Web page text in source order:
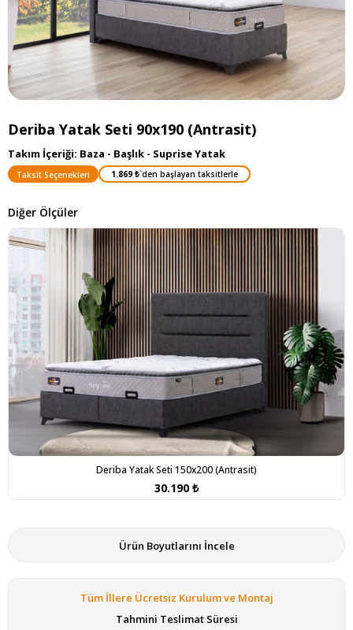
Deriba Yatak Seti 90x190 (Antrasit)
Takım İçeriği: Baza - Başlık - Suprise Yatak
Taksit Seçenekleri 1.869 ₺`den başlayan taksitlerle
Diğer Ölçüler
Deriba Yatak Seti 150x200 (Antrasit)
30.190 ₺
Ürün Boyutlarını İncele
Tüm İllere Ücretsiz Kurulum ve Montaj
Tahmini Teslimat Süresi